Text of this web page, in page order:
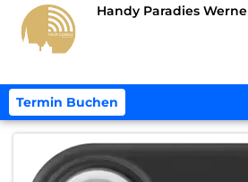
Handy Paradies Werne
Termin Buchen